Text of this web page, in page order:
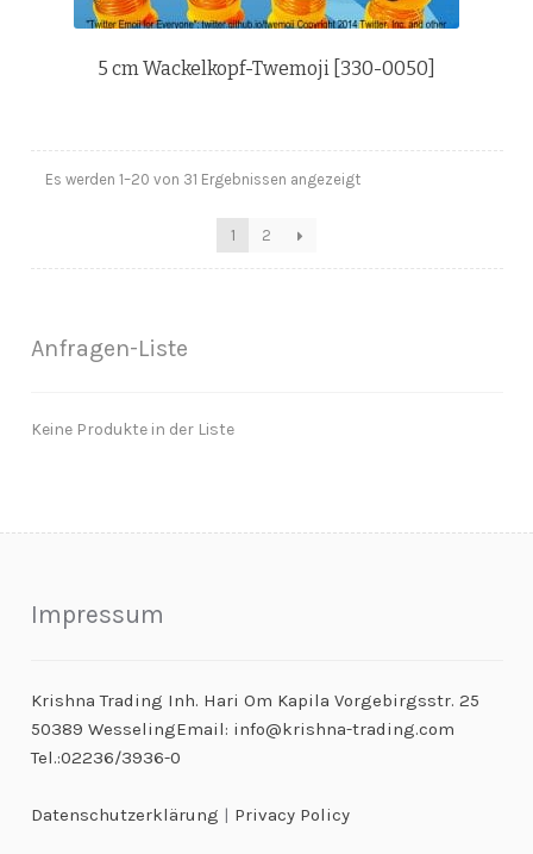
5 cm Wackelkopf-Twemoji [330-0050]
Es werden 1–20 von 31 Ergebnissen angezeigt
1 2
Anfragen-Liste
Keine Produkte in der Liste
Impressum
Krishna Trading Inh. Hari Om Kapila Vorgebirgsstr. 25
50389 WesselingEmail: info@krishna-trading.com
Tel.:02236/3936-0
Datenschutzerklärung | Privacy Policy